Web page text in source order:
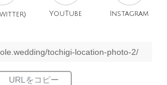
YouTube Instagram
tochigi-location-photo-2/